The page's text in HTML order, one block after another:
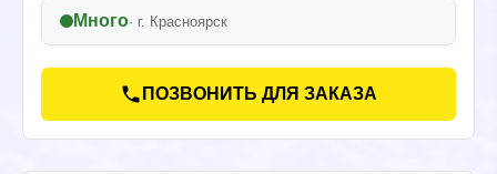
Много· г. Красноярск
ПОЗВОНИТЬ ДЛЯ ЗАКАЗА